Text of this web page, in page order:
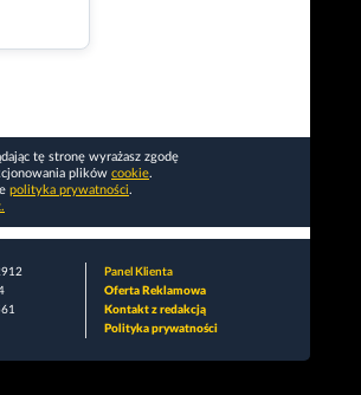
tę stronę wyrażasz zgodę
plików cookie.
polityka prywatności.
Panel Klienta
Oferta Reklamowa
Kontakt z redakcją
Polityka prywatności